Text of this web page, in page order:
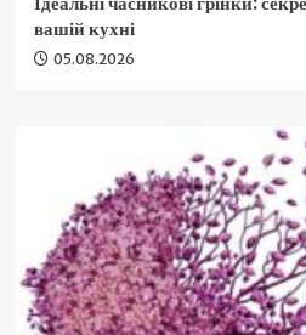
вашій кухні
05.08.2026